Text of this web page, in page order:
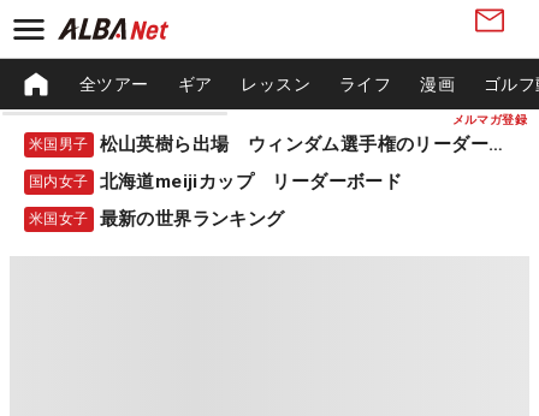
メルマガ登録
全ツアー ギア レッスン ライフ 漫画 ゴル
米国男子 松山英樹ら出場 ウィンダム選手権のリーダーボード
国内女子 北海道meijiカップ リーダーボード
米国女子 最新の世界ランキング